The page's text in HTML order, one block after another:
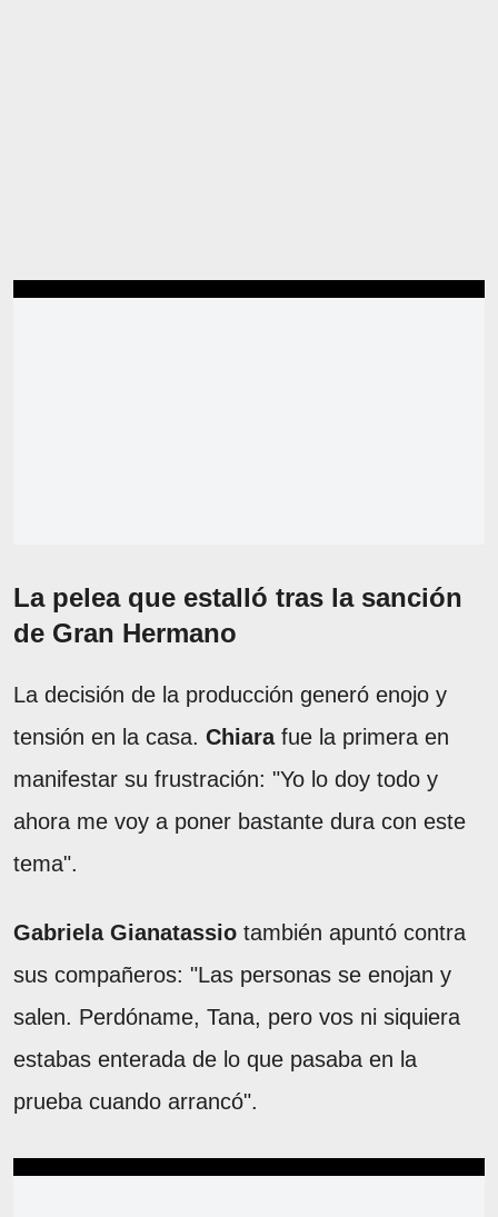
La pelea que estalló tras la sanción
de Gran Hermano
La decisión de la producción generó enojo y
tensión en la casa. Chiarafue la primera en
manifestar su frustración: "Yo lo doy todo y
ahora me voy a poner bastante dura con este
tema".
Gabriela Gianatassio también apuntó contra
sus compañeros: "Las personas se enojan y
salen. Perdóname, Tana, pero vos ni siquiera
estabas enterada de lo que pasaba en la
prueba cuando arrancó".